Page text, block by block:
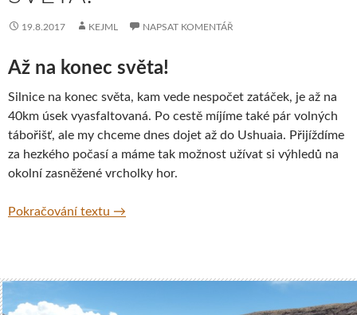
19.8.2017 KEJML NAPSAT KOMENTÁŘ
Až na konec světa!
Silnice na konec světa, kam vede nespočet zatáček, je až na
40km úsek vyasfaltovaná. Po cestě míjíme také pár volných
tábořišť, ale my chceme dnes dojet až do Ushuaia. Přijíždíme
za hezkého počasí a máme tak možnost užívat si výhledů na
okolní zasněžené vrcholky hor.
Pokračování textu Na Jawě napříč Jižní Amerikou – Až na
→